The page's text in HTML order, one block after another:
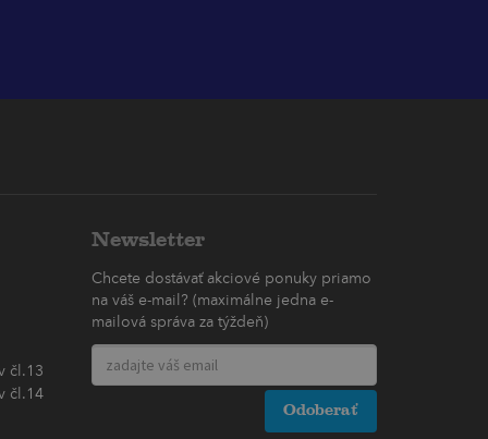
čl.13
čl.14
Newsletter
Chcete dostávať akciové ponuky priamo
na váš e-mail? (maximálne jedna e-
mailová správa za týždeň)
Odoberať